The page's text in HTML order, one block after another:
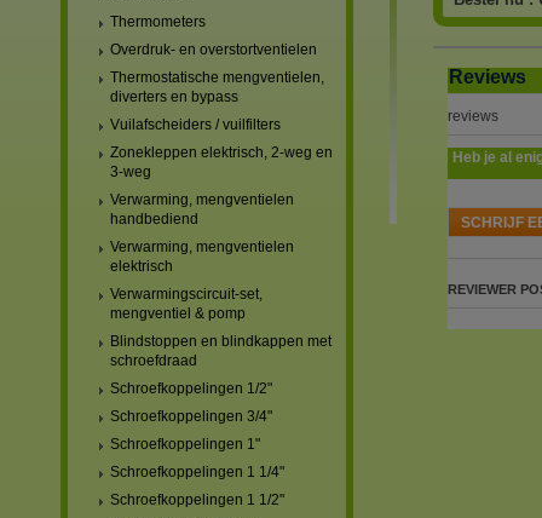
Thermometers
Overdruk- en overstortventielen
Thermostatische mengventielen,
diverters en bypass
Vuilafscheiders / vuilfilters
Zonekleppen elektrisch, 2-weg en
3-weg
Verwarming, mengventielen
handbediend
Verwarming, mengventielen
elektrisch
Verwarmingscircuit-set,
mengventiel & pomp
Blindstoppen en blindkappen met
schroefdraad
Schroefkoppelingen 1/2"
Schroefkoppelingen 3/4"
Schroefkoppelingen 1"
Schroefkoppelingen 1 1/4"
Schroefkoppelingen 1 1/2"
Reviews
reviews
Heb je al
SCHRIJF
REVIEWER